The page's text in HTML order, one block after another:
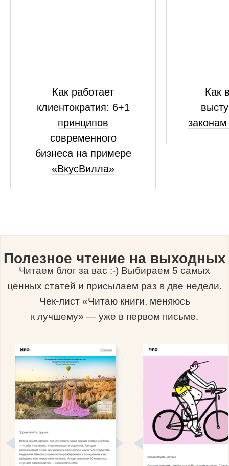
Как работает
клиентократия: 6+1
принципов
современного
бизнеса на примере
«ВкусВилла»
Как
Полезное чтение на выходных
Читаем блог за вас :-) Выбираем 5 самых
ценных статей и присылаем раз в две недели.
Чек-лист «Читаю книги, меняюсь
к лучшему» — уже в первом письме.